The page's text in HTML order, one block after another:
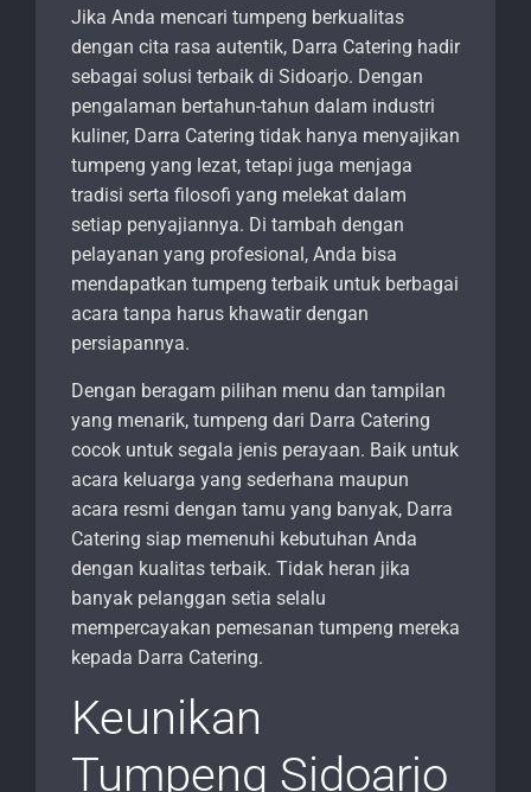
Jika Anda mencari tumpeng berkualitas
dengan cita rasa autentik, Darra Catering hadir
sebagai solusi terbaik di Sidoarjo. Dengan
pengalaman bertahun-tahun dalam industri
kuliner, Darra Catering tidak hanya menyajikan
tumpeng yang lezat, tetapi juga menjaga
tradisi serta filosofi yang melekat dalam
setiap penyajiannya. Di tambah dengan
pelayanan yang profesional, Anda bisa
mendapatkan tumpeng terbaik untuk berbagai
acara tanpa harus khawatir dengan
persiapannya.
Dengan beragam pilihan menu dan tampilan
yang menarik, tumpeng dari Darra Catering
cocok untuk segala jenis perayaan. Baik untuk
acara keluarga yang sederhana maupun
acara resmi dengan tamu yang banyak, Darra
Catering siap memenuhi kebutuhan Anda
dengan kualitas terbaik. Tidak heran jika
banyak pelanggan setia selalu
mempercayakan pemesanan tumpeng mereka
kepada Darra Catering.
Keunikan
Tumpeng Sidoarjo